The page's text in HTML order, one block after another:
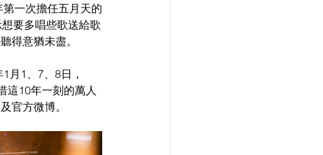
一次擔任五月天的
要多唱些歌送給歌
得意猶未盡。
月1、7、8日，
這10年一刻的萬人
官方微博。